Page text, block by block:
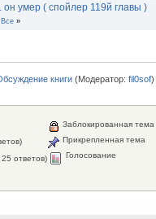
умер ( спойлер 119й главы )
Все »
книги(Модератор: fil0sof)
ответов)
Заблокированная тема
Прикрепленная тема
Голосование